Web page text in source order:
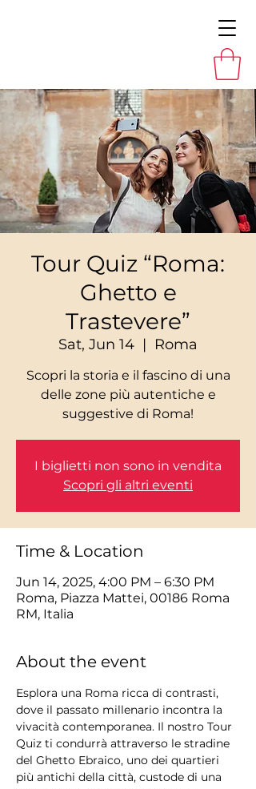
Tour Quiz “Roma:
Ghetto e
Trastevere”
Sat, Jun 14
  |
Roma
Scopri la storia e il fascino di una
delle zone più autentiche e
I biglietti non sono in vendita
Scopri gli altri eventi
Time & Location
Jun 14, 2025, 4:00 PM – 6:30 PM
Roma, Piazza Mattei, 00186 Roma
RM, Italia
About the event
Esplora una Roma ricca di contrasti,
dove il passato millenario incontra la
vivacità contemporanea. Il nostro Tour
Quiz ti condurrà attraverso le stradine
del Ghetto Ebraico, uno dei quartieri
più antichi della città, custode di una